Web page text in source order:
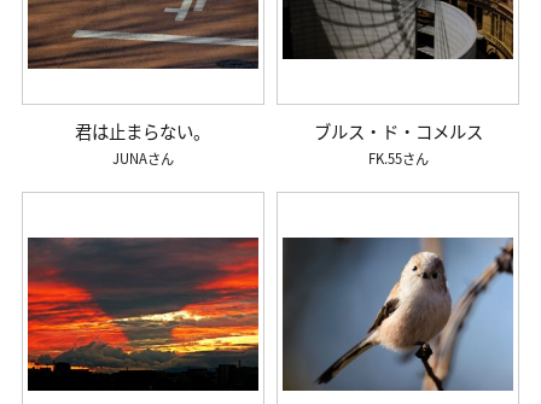
君は止まらない。
JUNA
ブルス・ド・コメルス
FK.55